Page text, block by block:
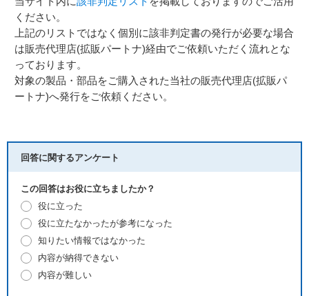
ください。
上記のリストではなく個別に該非判定書の発行が必要な場合
は販売代理店(拡販パートナ)経由でご依頼いただく流れとな
っております。
対象の製品・部品をご購入された当社の販売代理店(拡販パ
ートナ)へ発行をご依頼ください。
回答に関するアンケート
この回答はお役に立ちましたか？
役に立った
役に立たなかったが参考になった
知りたい情報ではなかった
内容が納得できない
内容が難しい